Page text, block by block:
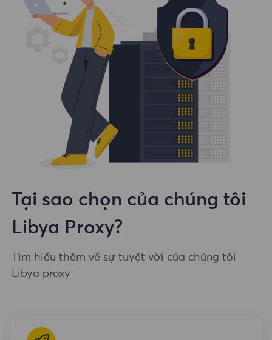
Tại sao chọn của chúng tôi
Libya Proxy?
Tìm hiểu thêm về sự tuyệt vời của chúng tôi
Libya proxy